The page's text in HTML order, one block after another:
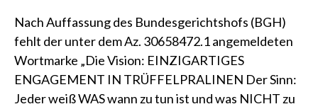
Nach Auffassung des Bundesgerichtshofs (BGH)
fehlt der unter dem Az. 30658472.1 angemeldeten
Wortmarke „Die Vision: EINZIGARTIGES
ENGAGEMENT IN TRÜFFELPRALINEN Der Sinn:
Jeder weiß WAS wann zu tun ist und was NICHT zu